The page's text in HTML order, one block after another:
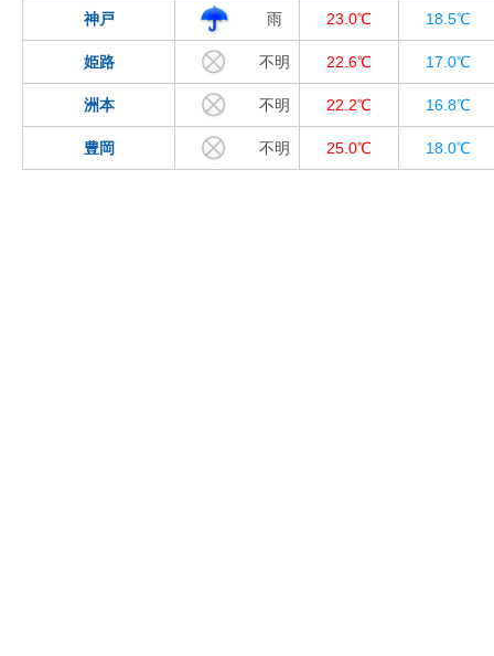
神戸 雨 23.0℃ 18.5℃
姫路 不明 22.6℃ 17.0℃
洲本 不明 22.2℃ 16.8℃
豊岡 不明 25.0℃ 18.0℃